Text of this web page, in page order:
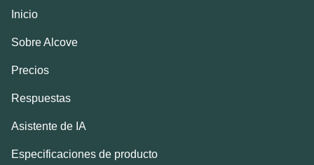
Inicio
Sobre Alcove
Precios
Respuestas
Asistente de IA
Especificaciones de producto